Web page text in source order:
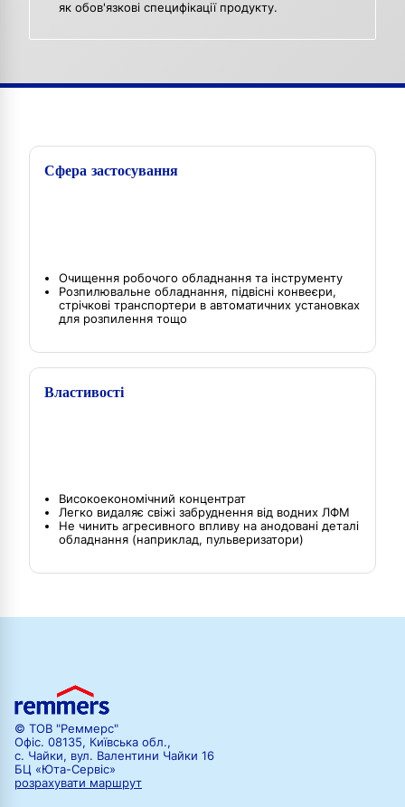
як обов'язкові специфікації продукту.
Сфера застосування
Очищення робочого обладнання та інструменту
Розпилювальне обладнання, підвісні конвеєри,
стрічкові транспортери в автоматичних установках
для розпилення тощо
Властивості
Високоекономічний концентрат
Легко видаляє свіжі забруднення від водних ЛФМ
Не чинить агресивного впливу на анодовані деталі
обладнання (наприклад, пульверизатори)
© ТОВ "Реммерс"
Офіс. 08135, Київська обл.,
с. Чайки, вул. Валентини Чайки 16
БЦ «Юта-Сервіс»
розрахувати маршрут